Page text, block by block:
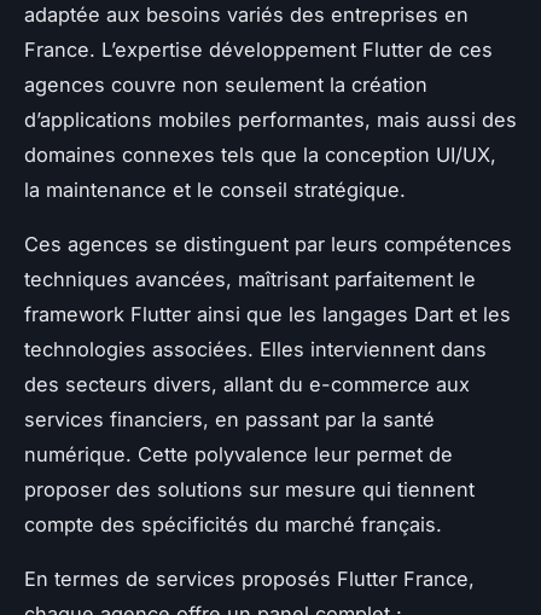
adaptée aux besoins variés des entreprises en
France. L’expertise développement Flutter de ces
agences couvre non seulement la création
d’applications mobiles performantes, mais aussi des
domaines connexes tels que la conception UI/UX,
la maintenance et le conseil stratégique.
Ces agences se distinguent par leurs compétences
techniques avancées, maîtrisant parfaitement le
framework Flutter ainsi que les langages Dart et les
technologies associées. Elles interviennent dans
des secteurs divers, allant du e-commerce aux
services financiers, en passant par la santé
numérique. Cette polyvalence leur permet de
proposer des solutions sur mesure qui tiennent
compte des spécificités du marché français.
En termes de services proposés Flutter France,